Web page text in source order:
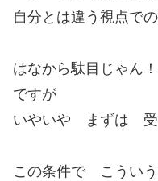
自分とは違う視点で
はなから駄目じゃん
ですが
いやいや まずは 受
この条件で こういう